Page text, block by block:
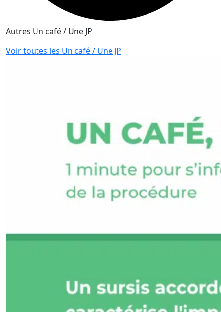
Autres Un café / Une JP
Voir toutes les Un café / Une JP